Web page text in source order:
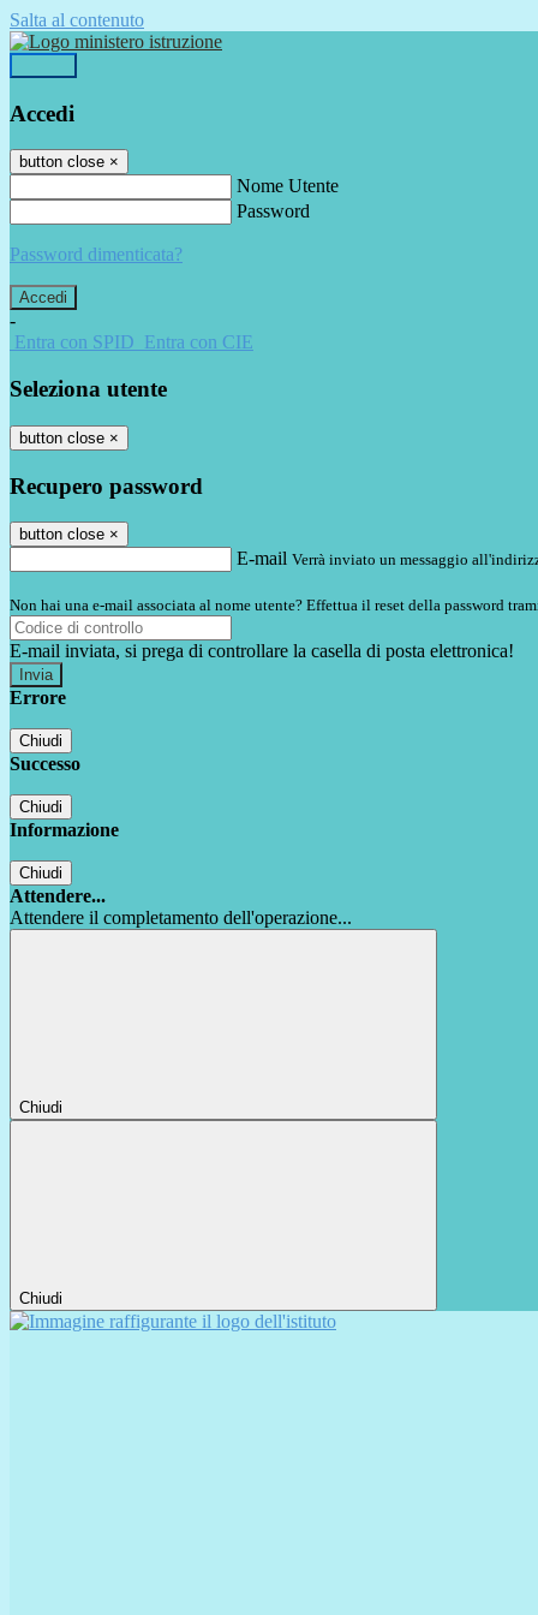
Salta al contenuto
Accedi
button close ×
Nome Utente
Password
Password dimenticata?
-
Entra con SPID Entra con CIE
Seleziona utente
button close ×
Recupero password
button close ×
E-mail Verrà inviato un messaggio
Non hai una e-mail associata al nome utente? Effettua il reset della password
E-mail inviata, si prega di controllare la casella di posta elettronica!
Errore
Chiudi
Successo
Chiudi
Informazione
Chiudi
Attendere...
Attendere il completamento dell'operazione...
Chiudi
Chiudi